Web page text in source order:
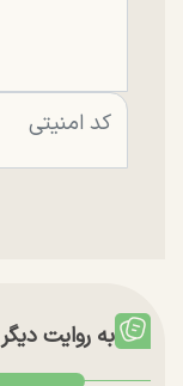
به روایت دیگر